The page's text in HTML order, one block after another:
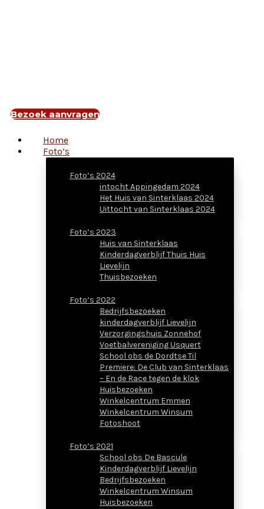
Bezoek aanvragen
Home
Foto’s
Foto’s 2024
intocht Appingedam 2024
Het Huis van Sinterklaas 2024
Uittocht van Sinterklaas 2024
Foto’s 2023
Huis van Sinterklaas
Kinderdagverblijf Thuis Huis
Lievelijn
Thuisbezoeken
Foto’s 2022
Bedrijfsbezoeken
kinderdagverblijf Lievelijn
Verzorgingshuis Zonnehof
Voetbalvereniging Usquert
School obs de Dordtse Til
Premiere: De Club van Sinterklaas
– En de Race tegen de klok
Huisbezoeken
Winkelcentrum Emmen
Winkelcentrum Winsum
Fotoshoot
Foto’s 2021
School obs De Bascule
Kinderdagverblijf Lievelijn
Bedrijfsbezoeken
Winkelcentrum Winsum
Huisbezoeken